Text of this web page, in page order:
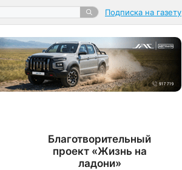
Подписка на газету
Благотворительный
проект «Жизнь на
ладони»